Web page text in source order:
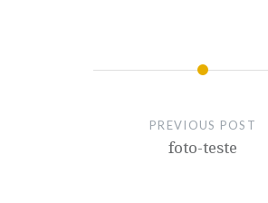
PREVIOUS POST
foto-teste